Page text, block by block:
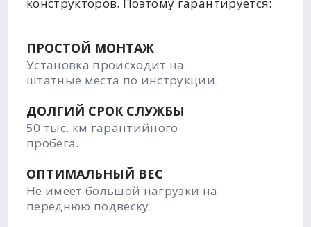
ПРОСТОЙ МОНТАЖ
Установка происходит на
штатные места по инструкции.
ДОЛГИЙ СРОК СЛУЖБЫ
50 тыс. км гарантийного
пробега.
ОПТИМАЛЬНЫЙ ВЕС
Не имеет большой нагрузки на
переднюю подвеску.